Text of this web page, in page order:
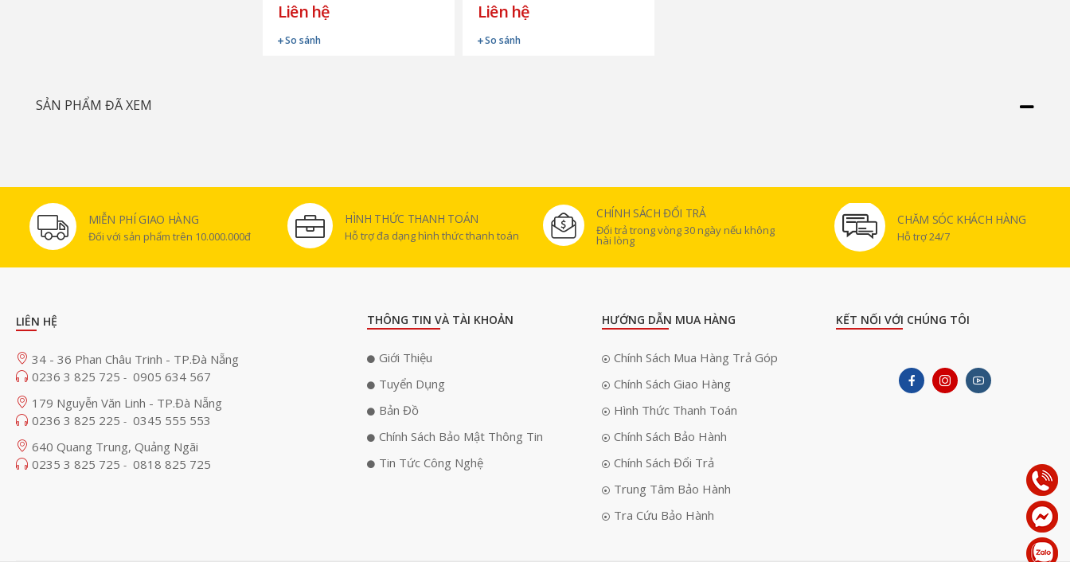
Liên hệ
So sánh
Liên hệ
So sánh
SẢN PHẨM ĐÃ XEM
MIỄN PHÍ GIAO HÀNG
Đối với sản phẩm trên 10.000.000đ
HÌNH THỨC THANH TOÁN
Hỗ trợ đa dạng hình thức thanh toán
CHÍNH SÁCH ĐỔI TRẢ
Đổi trả trong vòng 30 ngày nếu không
hài lòng
CHĂM SÓC KHÁCH HÀNG
Hỗ trợ 24/7
LIÊN HỆ
34 - 36 Phan Châu Trinh - TP.Đà Nẵng
0236 3 825 725 - 0905 634 567
179 Nguyễn Văn Linh - TP.Đà Nẵng
0236 3 825 225 - 0345 555 553
640 Quang Trung, Quảng Ngãi
0235 3 825 725 - 0818 825 725
THÔNG TIN VÀ TÀI KHOẢN
Giới Thiệu
Tuyển Dụng
Bản Đồ
Chính Sách Bảo Mật Thông Tin
Tin Tức Công Nghệ
HƯỚNG DẪN MUA HÀNG
Chính Sách Mua Hàng Trả Góp
Chính Sách Giao Hàng
Hình Thức Thanh Toán
Chính Sách Bảo Hành
Chính Sách Đổi Trả
Trung Tâm Bảo Hành
Tra Cứu Bảo Hành
KẾT NỐI VỚI CHÚNG TÔI